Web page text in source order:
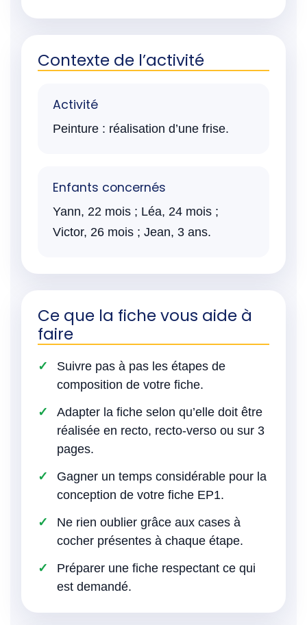
Contexte de l’activité
Activité
Peinture : réalisation d’une frise.
Enfants concernés
Yann, 22 mois ; Léa, 24 mois ;
Victor, 26 mois ; Jean, 3 ans.
Ce que la fiche vous aide à
faire
Suivre pas à pas les étapes de
composition de votre fiche.
Adapter la fiche selon qu’elle doit être
réalisée en recto, recto-verso ou sur 3
pages.
Gagner un temps considérable pour la
conception de votre fiche EP1.
Ne rien oublier grâce aux cases à
cocher présentes à chaque étape.
Préparer une fiche respectant ce qui
est demandé.